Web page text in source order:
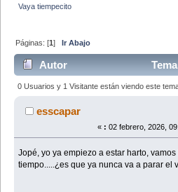
Vaya tiempecito
Páginas: [1]Ir Abajo
Autor
(Leído 12492 veces)
0 Usuarios y 1 Visitante están viendo este
esscapar
« : 02 febrero, 2026,
Jopé, yo ya empiezo a estar harto,
tiempo.....¿es que ya nunca va a parar